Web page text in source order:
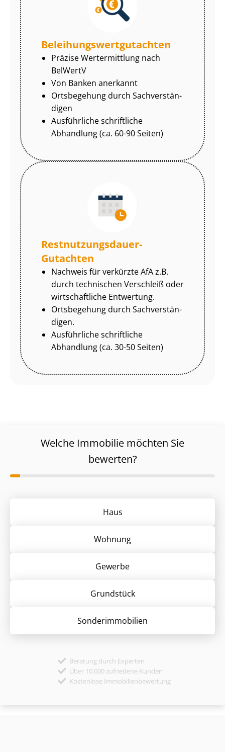
Be­lei­hungs­wert­gut­ach­ten
Präzise Wertermittlung nach
BelWertV
Von Banken anerkannt
Ortsbegehung durch Sach­ver­stän­
di­gen
Ausführliche schriftliche
Abhandlung (ca. 60-90 Seiten)
Rest­nut­zungs­dau­er-
Gutachten
Nachweis für verkürzte AfA z.B.
durch technischen Verschleiß oder
wirtschaftliche Entwertung.
Ortsbegehung durch Sach­ver­stän­
di­gen.
Ausführliche schriftliche
Abhandlung (ca. 30-50 Seiten)
Welche Immobilie möchten Sie
bewerten?
Haus
Wohnung
Gewerbe
Grund­stück
Sonder­immobilien
Beratung durch Experten
Über 10.000 zufriedene Kunden
Kostenlose Immobilienbewertung